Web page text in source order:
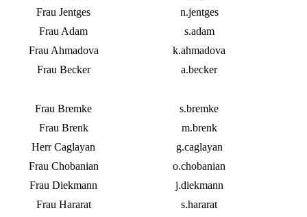
Frau Jentges
n.jentges
Frau Adam
s.adam
Frau Ahmadova
k.ahmadova
Frau Becker
a.becker
Frau Bremke
s.bremke
Frau Brenk
m.brenk
Herr Caglayan
g.caglayan
Frau Chobanian
o.chobanian
Frau Diekmann
j.diekmann
Frau Hararat
s.hararat